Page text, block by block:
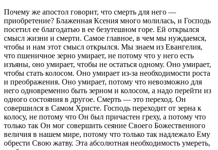
Почему же апостол говорит, что смерть для него —
приобретение? Блаженная Ксения много молилась, и Господь
посетил ее благодатью в ее безутешном горе. Ей открылся
смысл жизни и смерти. Самое главное, в чем мы нуждаемся,
чтобы и нам этот смысл открылся. Мы знаем из Евангелия,
что пшеничное зерно умирает, не потому что у него есть
изъяны, оно умирает, чтобы не остаться одному. Оно умирает,
чтобы стать колосом. Оно умирает из-за необходимости роста
и преображения. Оно умирает, потому что невозможно для
него одновременно быть зерном и колосом, а надо перейти из
одного состояния в другое. Смерть — это переход. Он
совершился в Самом Христе. Господь переходит от зерна к
колосу, не потому что Он был причастен греху, а потому что
только так Он мог совершить сеяние Своего Божественного
величия в нашем мире, потому что только так надлежало Ему
обрести Свою жатву. Эта абсолютная необходимость умереть,